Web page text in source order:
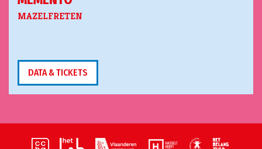
MAZELFRETEN
DATA & TICKETS